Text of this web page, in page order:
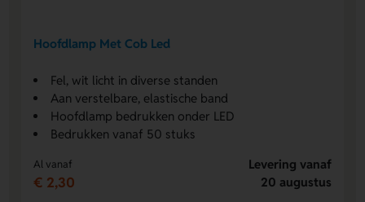
Hoofdlamp Met Cob Led
Fel, wit licht in diverse standen
Aan verstelbare, elastische band
Hoofdlamp bedrukken onder LED
Bedrukken vanaf 50 stuks
Al vanaf
€ 2,30
Levering vanaf
20 augustus